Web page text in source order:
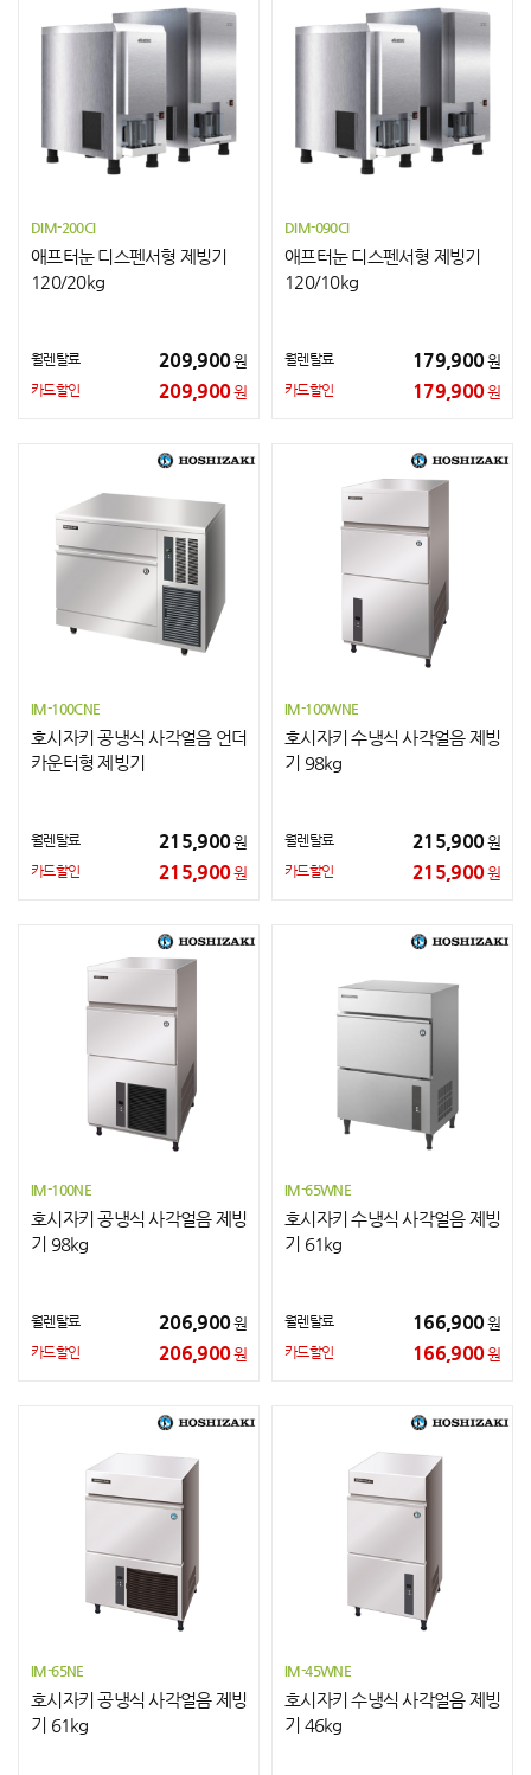
DIM-200CI
애프터눈 디스펜서형 제빙기
120/20kg
월렌탈료 209,900원
카드할인 209,900원
DIM-090CI
애프터눈 디스펜서형 제빙기
120/10kg
월렌탈료 179,900원
카드할인 179,900원
IM-100CNE
호시자키 공냉식 사각얼음 언더
카운터형 제빙기
월렌탈료 215,900원
카드할인 215,900원
IM-100WNE
호시자키 수냉식 사각얼음 제빙
기 98kg
월렌탈료 215,900원
카드할인 215,900원
IM-100NE
호시자키 공냉식 사각얼음 제빙
기 98kg
월렌탈료 206,900원
카드할인 206,900원
IM-65WNE
호시자키 수냉식 사각얼음 제빙
기 61kg
월렌탈료 166,900원
카드할인 166,900원
IM-65NE
호시자키 공냉식 사각얼음 제빙
기 61kg
IM-45WNE
호시자키 수냉식 사각얼음 제빙
기 46kg